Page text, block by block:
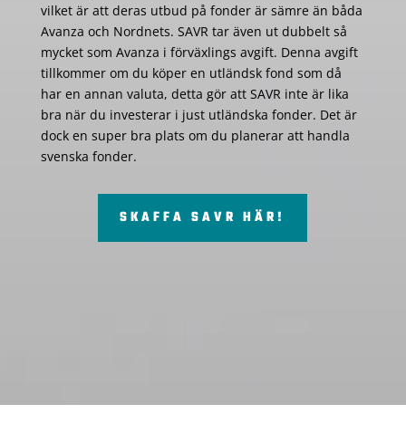
vilket är att deras utbud på fonder är sämre än båda
Avanza och Nordnets. SAVR tar även ut dubbelt så
mycket som Avanza i förväxlings avgift. Denna avgift
tillkommer om du köper en utländsk fond som då
har en annan valuta, detta gör att SAVR inte är lika
bra när du investerar i just utländska fonder. Det är
dock en super bra plats om du planerar att handla
svenska fonder.
SKAFFA SAVR HÄR!